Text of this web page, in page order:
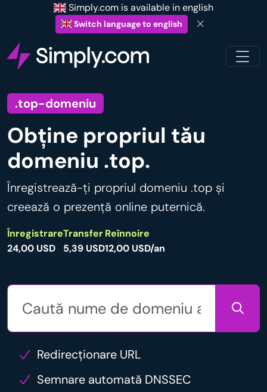
Simply.com is available in english
Switch language to english
.top-domeniu
Obține propriul tău
domeniu .top.
Înregistrează-ți propriul domeniu .top și
creează o prezență online puternică.
Înregistrare
24,00 USD
Transfer
5,39 USD
Reînnoire
12,00 USD/an
Redirecționare URL
Semnare automată DNSSEC